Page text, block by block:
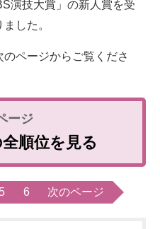
演技大賞」の新人賞を受
した。
ページからご覧くださ
順位を見る
5 6 次のページ